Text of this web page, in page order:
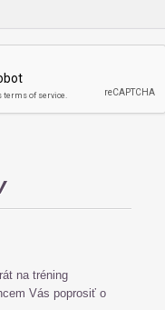
na tréning
Vás poprosiť o